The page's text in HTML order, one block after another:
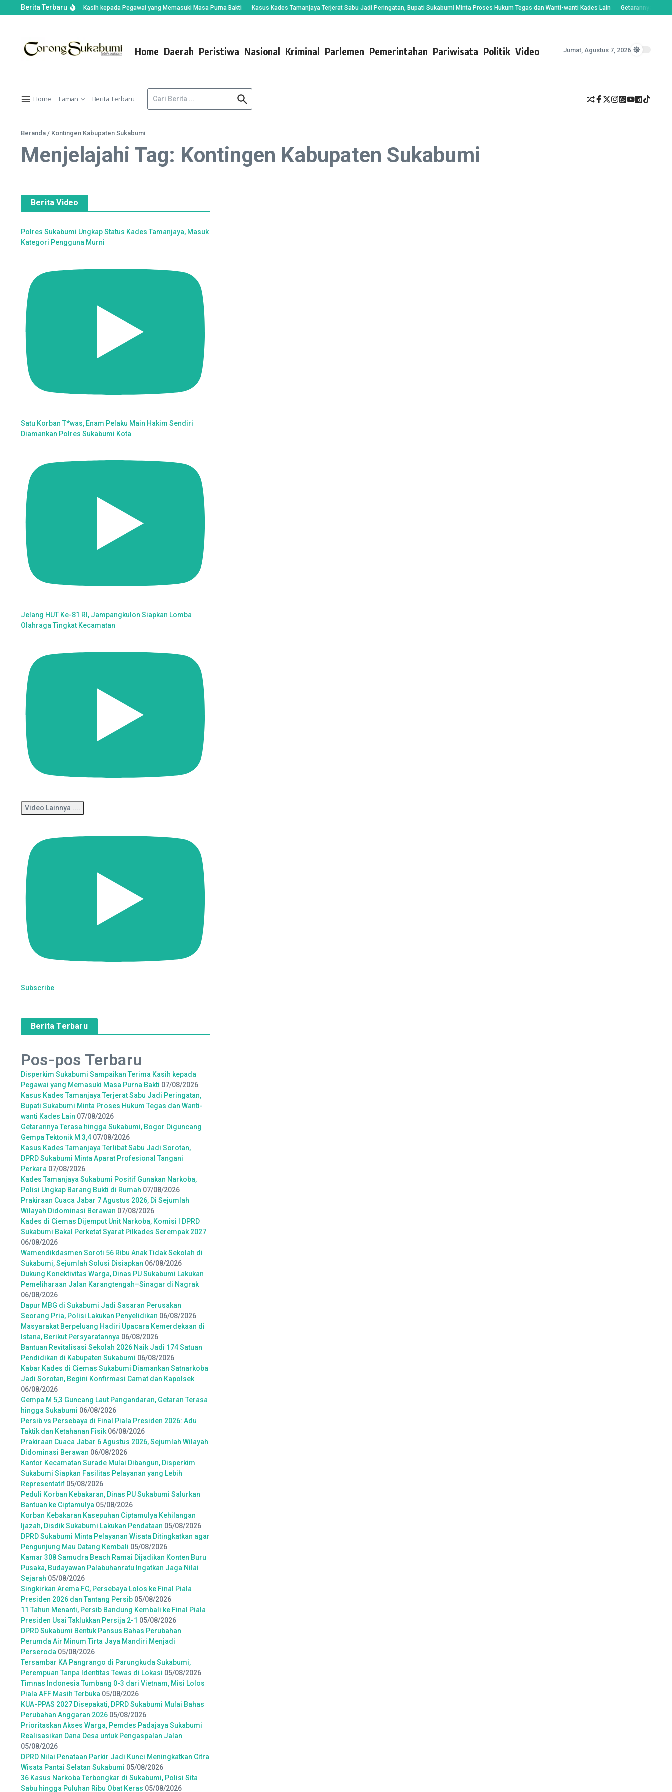
Berita Terbaru
Sampaikan Terima Kasih kepada Pegawai yang Memasuki Masa Purna Bakti Kasus Kades Tamanjaya Terjerat Sabu Jadi Peringatan, Bupati Sukabumi Minta Proses Hukum Tegas dan Wanti-wanti Kades Lain Getarannya Terasa
Home Daerah Peristiwa Nasional Kriminal Parlemen Pemerintahan Pariwisata Politik Video Jumat, Agustus 7, 2026
Home Laman Berita Terbaru
Beranda / Kontingen Kabupaten Sukabumi
Menjelajahi Tag: Kontingen Kabupaten Sukabumi
Berita Video
Polres Sukabumi Ungkap Status Kades Tamanjaya, Masuk
Kategori Pengguna Murni
Satu Korban T*was, Enam Pelaku Main Hakim Sendiri
Diamankan Polres Sukabumi Kota
Jelang HUT Ke-81 RI, Jampangkulon Siapkan Lomba
Olahraga Tingkat Kecamatan
Video Lainnya ....
Subscribe
Berita Terbaru
Pos-pos Terbaru
Disperkim Sukabumi Sampaikan Terima Kasih kepada
Pegawai yang Memasuki Masa Purna Bakti 07/08/2026
Kasus Kades Tamanjaya Terjerat Sabu Jadi Peringatan,
Bupati Sukabumi Minta Proses Hukum Tegas dan Wanti-
wanti Kades Lain 07/08/2026
Getarannya Terasa hingga Sukabumi, Bogor Diguncang
Gempa Tektonik M 3,4 07/08/2026
Kasus Kades Tamanjaya Terlibat Sabu Jadi Sorotan,
DPRD Sukabumi Minta Aparat Profesional Tangani
Perkara 07/08/2026
Kades Tamanjaya Sukabumi Positif Gunakan Narkoba,
Polisi Ungkap Barang Bukti di Rumah 07/08/2026
Prakiraan Cuaca Jabar 7 Agustus 2026, Di Sejumlah
Wilayah Didominasi Berawan 07/08/2026
Kades di Ciemas Dijemput Unit Narkoba, Komisi I DPRD
Sukabumi Bakal Perketat Syarat Pilkades Serempak 2027
06/08/2026
Wamendikdasmen Soroti 56 Ribu Anak Tidak Sekolah di
Sukabumi, Sejumlah Solusi Disiapkan 06/08/2026
Dukung Konektivitas Warga, Dinas PU Sukabumi Lakukan
Pemeliharaan Jalan Karangtengah–Sinagar di Nagrak
06/08/2026
Dapur MBG di Sukabumi Jadi Sasaran Perusakan
Seorang Pria, Polisi Lakukan Penyelidikan 06/08/2026
Masyarakat Berpeluang Hadiri Upacara Kemerdekaan di
Istana, Berikut Persyaratannya 06/08/2026
Bantuan Revitalisasi Sekolah 2026 Naik Jadi 174 Satuan
Pendidikan di Kabupaten Sukabumi 06/08/2026
Kabar Kades di Ciemas Sukabumi Diamankan Satnarkoba
Jadi Sorotan, Begini Konfirmasi Camat dan Kapolsek
06/08/2026
Gempa M 5,3 Guncang Laut Pangandaran, Getaran Terasa
hingga Sukabumi 06/08/2026
Persib vs Persebaya di Final Piala Presiden 2026: Adu
Taktik dan Ketahanan Fisik 06/08/2026
Prakiraan Cuaca Jabar 6 Agustus 2026, Sejumlah Wilayah
Didominasi Berawan 06/08/2026
Kantor Kecamatan Surade Mulai Dibangun, Disperkim
Sukabumi Siapkan Fasilitas Pelayanan yang Lebih
Representatif 05/08/2026
Peduli Korban Kebakaran, Dinas PU Sukabumi Salurkan
Bantuan ke Ciptamulya 05/08/2026
Korban Kebakaran Kasepuhan Ciptamulya Kehilangan
Ijazah, Disdik Sukabumi Lakukan Pendataan 05/08/2026
DPRD Sukabumi Minta Pelayanan Wisata Ditingkatkan agar
Pengunjung Mau Datang Kembali 05/08/2026
Kamar 308 Samudra Beach Ramai Dijadikan Konten Buru
Pusaka, Budayawan Palabuhanratu Ingatkan Jaga Nilai
Sejarah 05/08/2026
Singkirkan Arema FC, Persebaya Lolos ke Final Piala
Presiden 2026 dan Tantang Persib 05/08/2026
11 Tahun Menanti, Persib Bandung Kembali ke Final Piala
Presiden Usai Taklukkan Persija 2-1 05/08/2026
DPRD Sukabumi Bentuk Pansus Bahas Perubahan
Perumda Air Minum Tirta Jaya Mandiri Menjadi
Perseroda 05/08/2026
Tersambar KA Pangrango di Parungkuda Sukabumi,
Perempuan Tanpa Identitas Tewas di Lokasi 05/08/2026
Timnas Indonesia Tumbang 0-3 dari Vietnam, Misi Lolos
Piala AFF Masih Terbuka 05/08/2026
KUA-PPAS 2027 Disepakati, DPRD Sukabumi Mulai Bahas
Perubahan Anggaran 2026 05/08/2026
Prioritaskan Akses Warga, Pemdes Padajaya Sukabumi
Realisasikan Dana Desa untuk Pengaspalan Jalan
05/08/2026
DPRD Nilai Penataan Parkir Jadi Kunci Meningkatkan Citra
Wisata Pantai Selatan Sukabumi 05/08/2026
36 Kasus Narkoba Terbongkar di Sukabumi, Polisi Sita
Sabu hingga Puluhan Ribu Obat Keras 05/08/2026